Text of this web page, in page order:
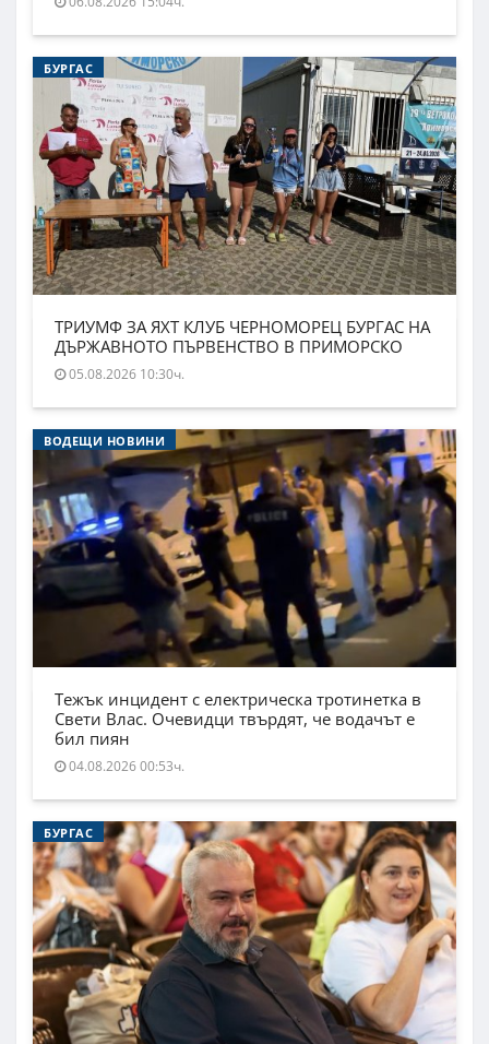
БУРГАС
ТРИУМФ ЗА ЯХТ КЛУБ ЧЕРНОМОРЕЦ БУРГАС НА
ДЪРЖАВНОТО ПЪРВЕНСТВО В ПРИМОРСКО
05.08.2026 10:30ч.
ВОДЕЩИ НОВИНИ
Тежък инцидент с електрическа тротинетка в
Свети Влас. Очевидци твърдят, че водачът е
бил пиян
04.08.2026 00:53ч.
БУРГАС